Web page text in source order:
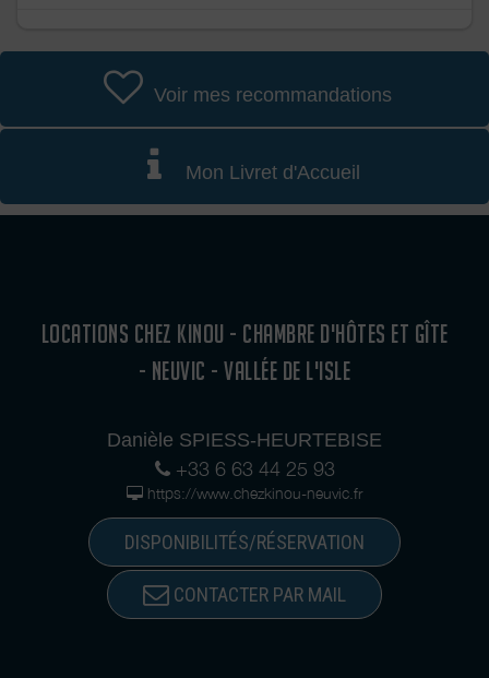
Voir mes recommandations
Mon Livret d'Accueil
LOCATIONS CHEZ KINOU - CHAMBRE D'HÔTES ET GÎTE
- NEUVIC - VALLÉE DE L'ISLE
Danièle SPIESS-HEURTEBISE
+33 6 63 44 25 93
https://www.chezkinou-neuvic.fr
DISPONIBILITÉS/RÉSERVATION
CONTACTER PAR MAIL